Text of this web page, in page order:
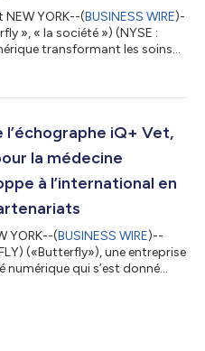
NEW YORK--(BUSINESS WIRE)-
», « la société ») (NYSE :
transformant les soins
de conformité à la
Butterfly iQ+. CetteiQ+ Vet,
la médecine
à l’international en
YORK--(BUSINESS WIRE)--
(«Butterfly»), une entreprise
numérique qui s’est donné
Butterfly iQ+ Vet. Cet